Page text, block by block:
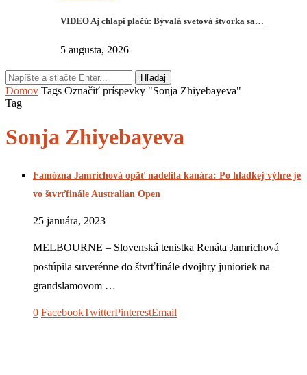
VIDEO Aj chlapi plačú: Bývalá svetová štvorka sa…
5 augusta, 2026
Hľadaj
Domov Tags Označiť príspevky "Sonja Zhiyebayeva"
Tag
Sonja Zhiyebayeva
Famózna Jamrichová opäť nadelila kanára: Po hladkej výhre je
vo štvrťfinále Australian Open
25 januára, 2023
MELBOURNE – Slovenská tenistka Renáta Jamrichová
postúpila suverénne do štvrťfinále dvojhry junioriek na
grandslamovom …
0 FacebookTwitterPinterestEmail